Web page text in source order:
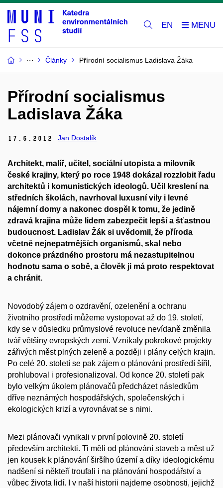
EN
Články Přírodní socialismus Ladislava Žáka
Přírodní socialismus
Ladislava Žáka
17. 6. 2012 Jan Dostalík
Architekt, malíř, učitel, sociální utopista a milovník
české krajiny, který po roce 1948 dokázal rozzlobit řadu
architektů i komunistických ideologů. Učil kreslení na
středních školách, navrhoval luxusní vily i levné
nájemní domy a nakonec dospěl k tomu, že jedině
zdravá krajina může lidem zabezpečit lepší a šťastnou
budoucnost. Ladislav Žák si uvědomil, že příroda
včetně nejnepatrnějších organismů, skal nebo
dokonce prázdného prostoru má nezastupitelnou
hodnotu sama o sobě, a člověk ji má proto respektovat
a chránit.
Novodobý zájem o ozdravění, ozelenění a ochranu
životního prostředí můžeme vystopovat až do 19. století,
kdy se v důsledku průmyslové revoluce nevídaně změnila
tvář většiny evropských zemí. Vznikaly pokrokové projekty
zářivých měst plných zeleně a později i plány celých krajin.
Po celé 20. století se pak zájem o plánování prostředí šířil,
prohluboval i profesionalizoval. Od konce 20. století pak
bylo velkým úkolem plánovačů předcházet následkům
dříve neznámých hospodářských, společenských i
ekologických krizí a vyrovnávat se s nimi.
Mezi plánovači vynikali v první polovině 20. století
především architekti. Ti měli od plánování staveb a měst už
jen kousek k plánování širšího území a díky ideologickému
nadšení si někteří troufali i na plánování hospodářství a
vůbec života lidí. I v naší historii najdeme osobnosti, jejichž